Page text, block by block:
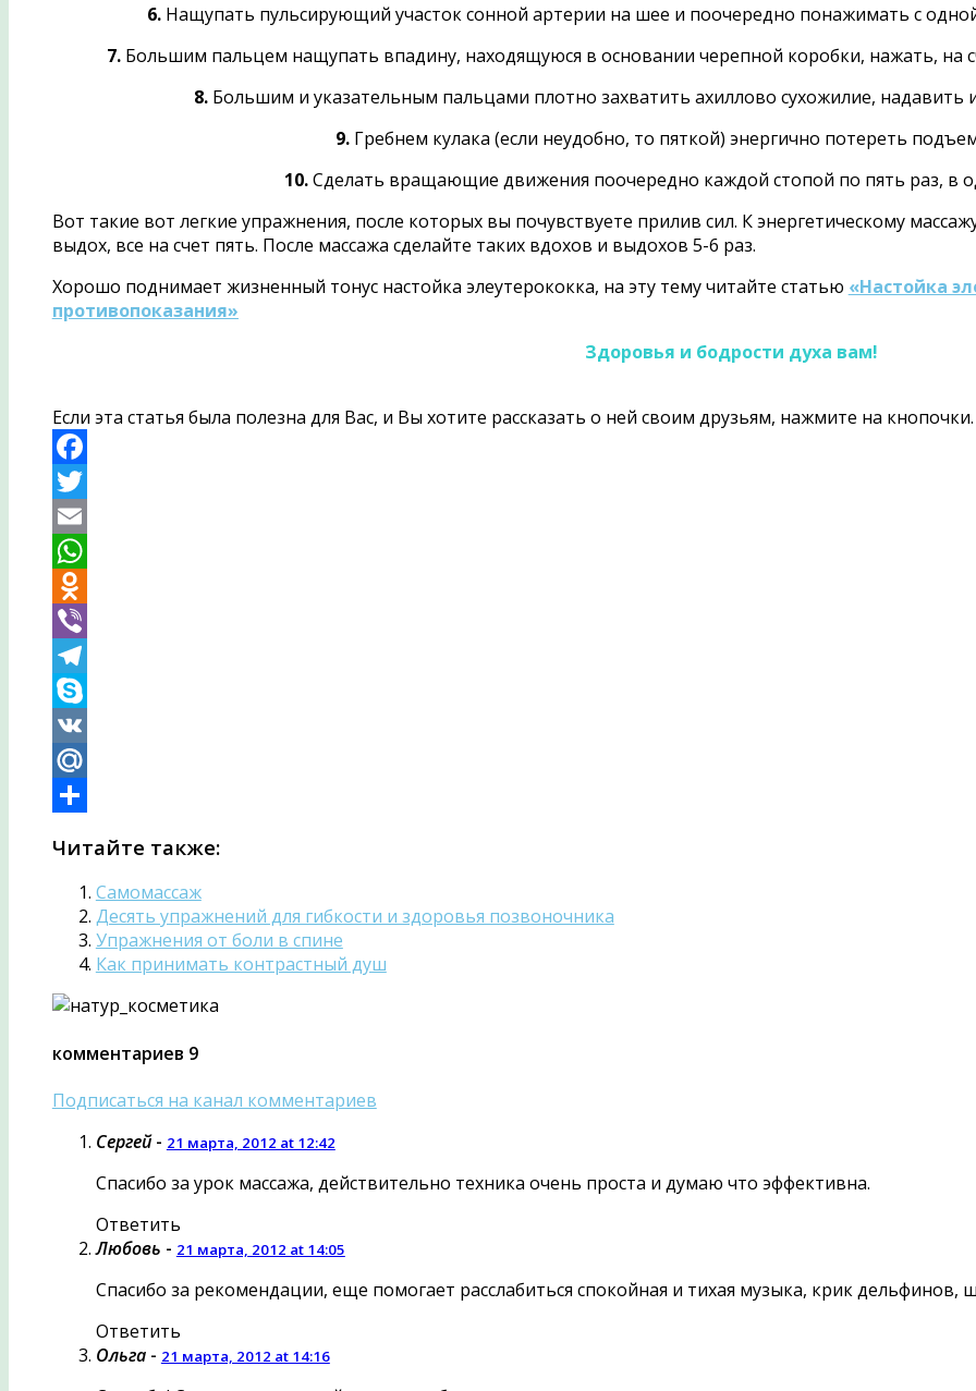
6.Нащупать пульсирующий участок сонной артерии на шее и поочередно понажимать с
7.Большим пальцем нащупать впадину, находящуюся в основании черепной коробки, нажать, на
8. Большим и указательным пальцами плотно захватить ахиллово сухожилие, надавить
9. Гребнем кулака (если неудобно, то пяткой) энергично потереть
10.Сделать вращающие движения поочередно каждой стопой по пять раз, в
Вот такие вот легкие упражнения, после которых вы почувствуете прилив сил. К энергетическому
выдох, все на счет пять. После массажа сделайте таких вдохов и выдохов 5-6 раз.
Хорошо поднимает жизненный тонус настойка элеутерококка, на эту тему читайте статью «Настойка
противопоказания»
Здоровья и бодрости духа вам!
Если эта статья была полезна для Вас, и Вы хотите рассказать о ней своим друзьям, нажмите на
Facebook
Twitter
Email
WhatsApp
Odnoklassniki
Viber
Telegram
Skype
VK
Mail.Ru
Читайте также:
Самомассаж
Десять упражнений для гибкости и здоровья позвоночника
Упражнения от боли в спине
Как принимать контрастный душ
комментариев 9
Подписаться на канал комментариев
Сергей - 21 марта, 2012 at 12:42
Спасибо за урок массажа, действительно техника очень проста и думаю что эффективна.
Ответить
Любовь - 21 марта, 2012 at 14:05
Спасибо за рекомендации, еще помогает расслабиться спокойная и тихая музыка, крик дельфинов,
Ответить
Ольга - 21 марта, 2012 at 14:16